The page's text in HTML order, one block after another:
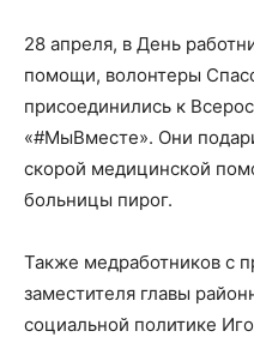
28 апреля, в День
помощи, волонтеры
присоединились к
«#МыВместе». Они
скорой медицинской
больницы пирог.
Также медработников с
заместителя главы
социальной политике